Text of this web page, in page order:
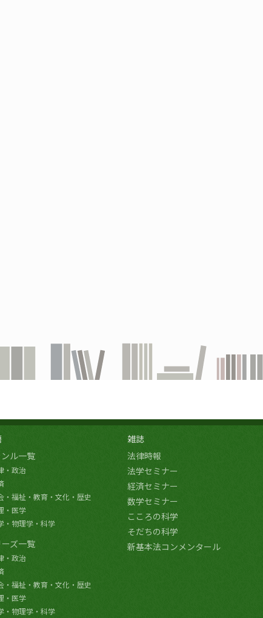
ル一覧
・政治
・福祉・教育・文化・歴史
・医学
・物理学・科学
ズ一覧
・政治
・福祉・教育・文化・歴史
・医学
・物理学・科学
雑誌
法律時報
法学セミナー
経済セミナー
数学セミナー
こころの科学
そだちの科学
新基本法コンメンタール